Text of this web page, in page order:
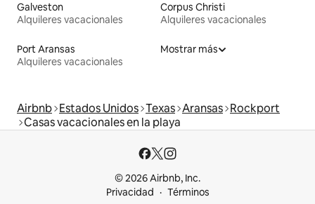
Galveston
Alquileres vacacionales
Corpus Christi
Alquileres vacacionales
Port Aransas
Alquileres vacacionales
Mostrar más
Airbnb Estados Unidos Texas Aransas Rockport
Casas vacacionales en la playa
© 2026 Airbnb, Inc.
Privacidad
Términos